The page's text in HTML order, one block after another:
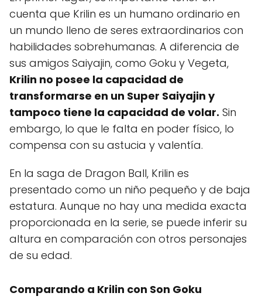
cuenta que Krilin es un humano ordinario en
un mundo lleno de seres extraordinarios con
habilidades sobrehumanas. A diferencia de
sus amigos Saiyajin, como Goku y Vegeta,
Krilin no posee la capacidad de
transformarse en un Super Saiyajin y
tampoco tiene la capacidad de volar. Sin
embargo, lo que le falta en poder físico, lo
compensa con su astucia y valentía.
En la saga de Dragon Ball, Krilin es
presentado como un niño pequeño y de baja
estatura. Aunque no hay una medida exacta
proporcionada en la serie, se puede inferir su
altura en comparación con otros personajes
de su edad.
Comparando a Krilin con Son Goku